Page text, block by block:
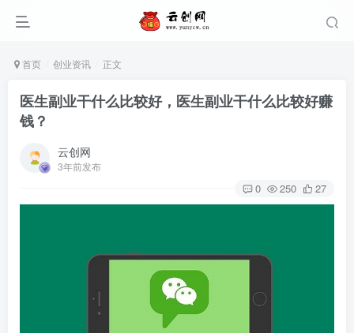
首页 创业资讯 正文
医生副业干什么比较好，医生副业干什么比较好赚
钱？
云创网
3年前发布
0 250 27